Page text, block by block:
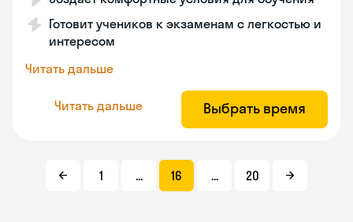
Готовит учеников к экзаменам с легкостью и
интересом
Читать дальше
Читать дальше Выбрать время
1 ... 16 ... 20